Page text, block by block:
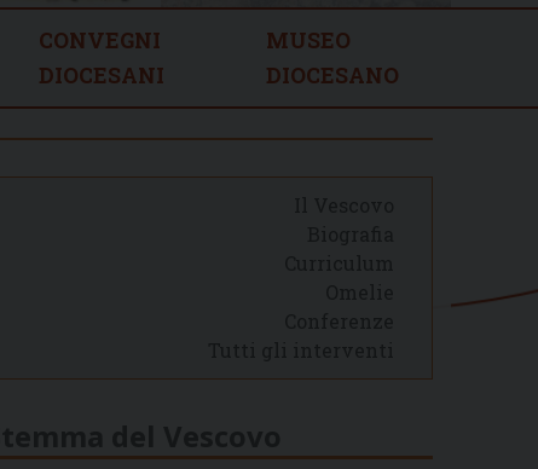
CONVEGNI
DIOCESANI
MUSEO
DIOCESANO